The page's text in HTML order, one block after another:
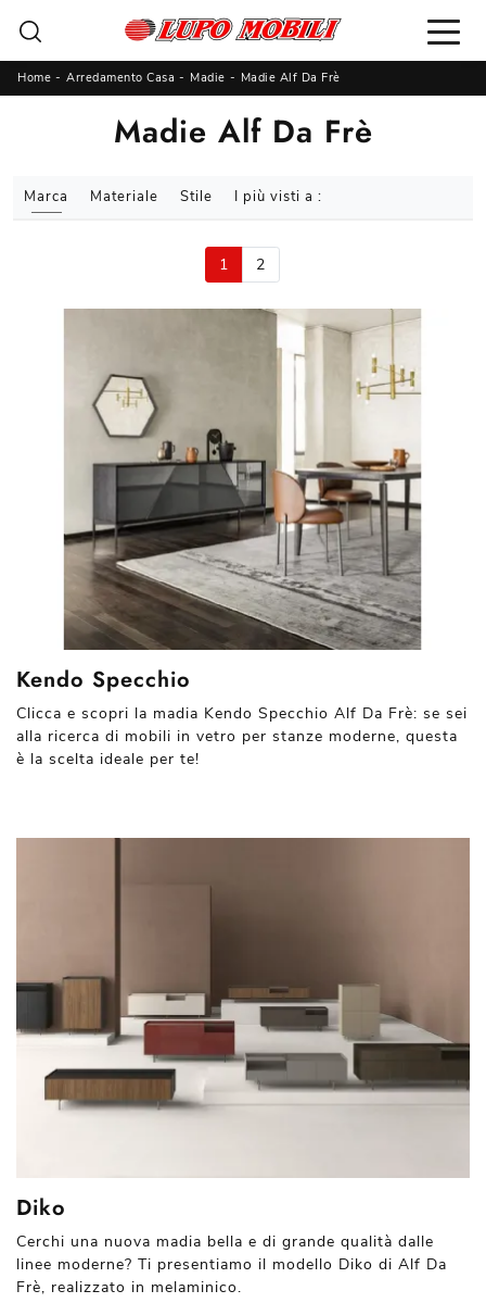
Home - Arredamento Casa - Madie - Madie Alf Da Frè
Madie Alf Da Frè
Marca Materiale Stile I più visti a :
1 2
Kendo Specchio
Clicca e scopri la madia Kendo Specchio Alf Da Frè: se sei
alla ricerca di mobili in vetro per stanze moderne, questa
è la scelta ideale per te!
Diko
Cerchi una nuova madia bella e di grande qualità dalle
linee moderne? Ti presentiamo il modello Diko di Alf Da
Frè, realizzato in melaminico.